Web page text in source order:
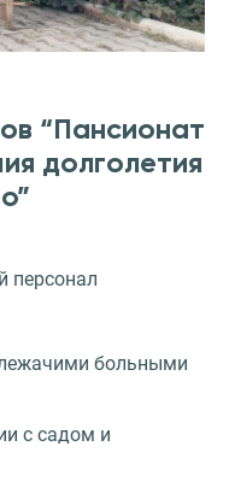
“Пансионат
долголетия
персонал
больными
с садом и